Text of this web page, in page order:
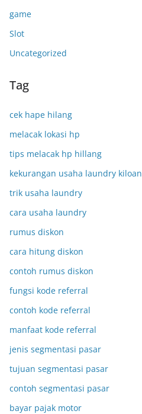
game
Slot
Uncategorized
Tag
cek hape hilang
melacak lokasi hp
tips melacak hp hillang
kekurangan usaha laundry kiloan
trik usaha laundry
cara usaha laundry
rumus diskon
cara hitung diskon
contoh rumus diskon
fungsi kode referral
contoh kode referral
manfaat kode referral
jenis segmentasi pasar
tujuan segmentasi pasar
contoh segmentasi pasar
bayar pajak motor